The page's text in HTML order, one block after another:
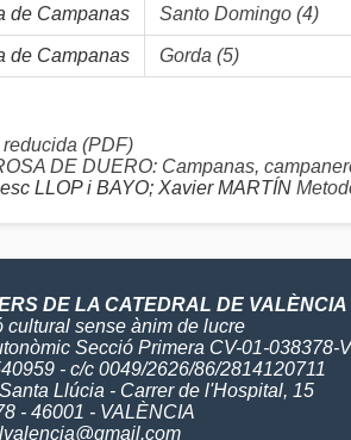
de Campanas Santo Domingo (4)
de Campanas Gorda (5)
(PDF)
DE DUERO: Campanas,
LLOP i BAYO; Xavier MARTÍN
DE LA CATEDRAL DE VALÈNCIA
cultural sense ànim de lucre
Secció Primera CV-01-038378-V
- c/c 0049/2626/86/2814120711
Llúcia - Carrer de l'Hospital, 15
- 46001 - VALÈNCIA